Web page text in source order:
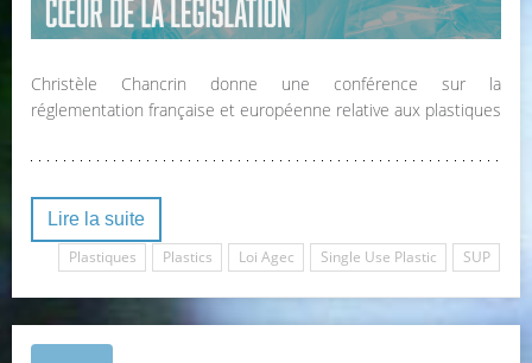
Christèle Chancrin donne une conférence sur la
réglementation française et européenne relative aux plastiques
Lire la suite
Plastiques
Plastics Loi Agec Single Use Plastic SUP